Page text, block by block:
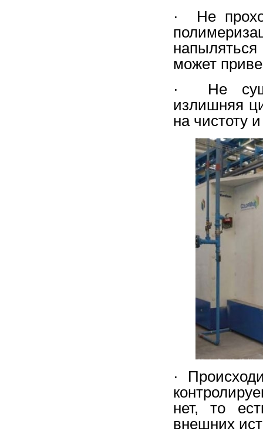
· Не
может
· Не
излишняя
на чистоту
·
нет, то
внешних